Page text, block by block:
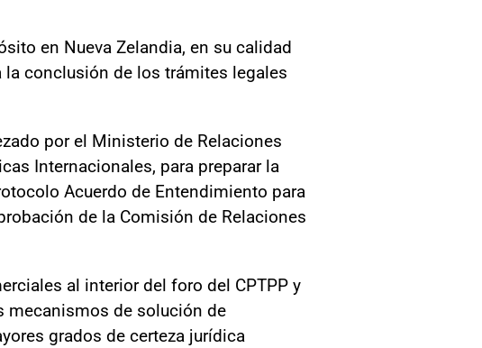
en Nueva Zelandia, en su calidad
conclusión de los trámites legales
por el Ministerio de Relaciones
Internacionales, para preparar la
Acuerdo de Entendimiento para
de la Comisión de Relaciones
al interior del foro del CPTPP y
mecanismos de solución de
grados de certeza jurídica